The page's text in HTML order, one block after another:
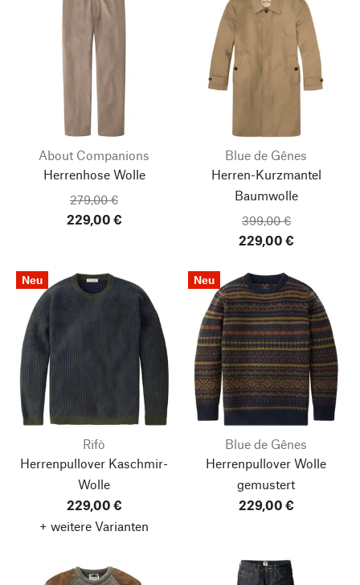
About Companions
Herrenhose Wolle
279,00 €
229,00 €
Blue de Gênes
Herren-Kurzmantel
Baumwolle
399,00 €
229,00 €
Neu
Rifò
Herrenpullover Kaschmir-
Wolle
229,00 €
+ weitere Varianten
Neu
Blue de Gênes
Herrenpullover Wolle
gemustert
229,00 €